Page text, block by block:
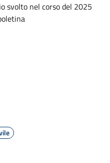
svolto nel corso del 2025